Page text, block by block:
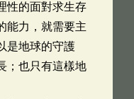
性的面對求生存
能力，就需要主
是地球的守護
；也只有這樣地